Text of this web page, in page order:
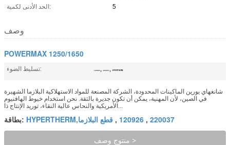
الحد الأدنى لكمية:
5
وصف
POWERMAX 1250/1650
تسليط الضوء: 120926 , 220037 , HYPERTHERM
شانغهاي يورين الماكينات المحدودة، الشركة المصنعة للمواد الاستهلاكية البلازما الشهيرة
في الصين، لأن المهنية، يمكن أن تكون جديرة بالثقة. نحن استخدام خيوط الهافنيوم
الأمريكية والنحاس عالية النقاء، توريد الإنتاج ذا...
بطاقة: HYPERTHERM,قطع البلازما , 120926 , 220037
منتوج وصف >